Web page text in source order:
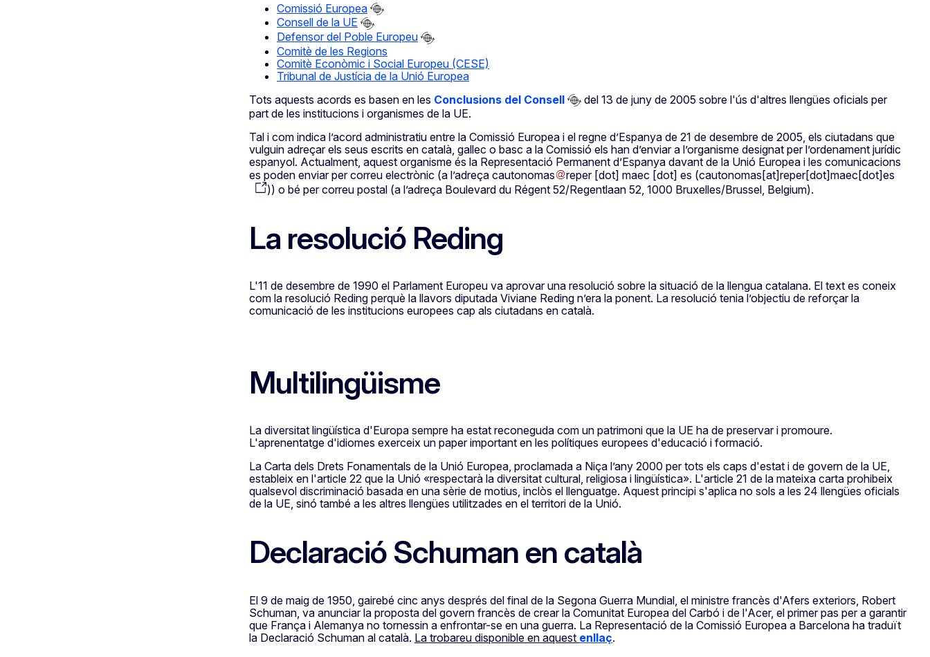
Comissió Europea
Consell de la UE
Defensor del Poble Europeu
Comitè de les Regions
Comitè Econòmic i Social Europeu (CESE)
Tribunal de Justícia de la Unió Europea
Tots aquests acords es basen en les Conclusions del Consell
del 13 de juny de 2005 sobre l'ús d'altres llengües oficials per
part de les institucions i organismes de la UE.
Tal i com indica l’acord administratiu entre la Comissió Europea i el regne d’Espanya de 21 de desembre de 2005, els ciutadans que
vulguin adreçar els seus escrits en català, gallec o basc a la Comissió els han d’enviar a l’organisme designat per l’ordenament jurídic
espanyol. Actualment, aquest organisme és la Representació Permanent d’Espanya davant de la Unió Europea i les comunicacions
es poden enviar per correu electrònic (a l’adreça cautonomas reper[dot] maec [dot] es (cautonomas[at]reper[dot]maec[dot]es
)) o bé per correu postal (a l’adreça Boulevard du Régent 52/Regentlaan 52, 1000 Bruxelles/Brussel, Belgium).
La resolució Reding
L'11 de desembre de 1990 el Parlament Europeu va aprovar una resolució sobre la situació de la llengua catalana. El text es coneix
com la resolució Reding perquè la llavors diputada Viviane Reding n’era la ponent. La resolució tenia l’objectiu de reforçar la
comunicació de les institucions europees cap als ciutadans en català.
Multilingüisme
La diversitat lingüística d'Europa sempre ha estat reconeguda com un patrimoni que la UE ha de preservar i promoure.
L'aprenentatge d'idiomes exerceix un paper important en les polítiques europees d'educació i formació.
La Carta dels Drets Fonamentals de la Unió Europea, proclamada a Niça l’any 2000 per tots els caps d'estat i de govern de la UE,
estableix en l'article 22 que la Unió «respectarà la diversitat cultural, religiosa i lingüística». L'article 21 de la mateixa carta prohibeix
qualsevol discriminació basada en una sèrie de motius, inclòs el llenguatge. Aquest principi s'aplica no sols a les 24 llengües oficials
de la UE, sinó també a les altres llengües utilitzades en el territori de la Unió.
Declaració Schuman en català
El 9 de maig de 1950, gairebé cinc anys després del final de la Segona Guerra Mundial, el ministre francès d'Afers exteriors, Robert
Schuman, va anunciar la proposta del govern francès de crear la Comunitat Europea del Carbó i de l'Acer, el primer pas per a garantir
que França i Alemanya no tornessin a enfrontar-se en una guerra. La Representació de la Comissió Europea a Barcelona ha traduït
la Declaració Schuman al català. La trobareu disponible en aquest enllaç.